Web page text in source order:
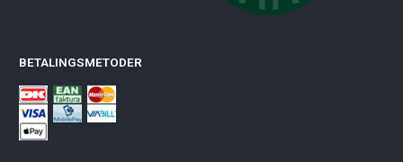
BETALINGSMETODER